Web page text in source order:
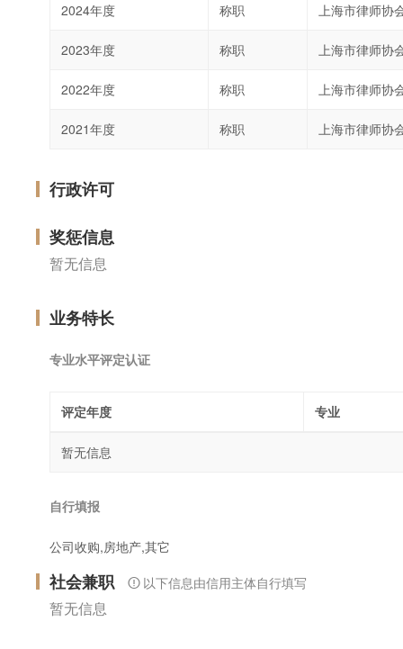
2024年度 称职 上海市律师协
2023年度 称职 上海市律师协
2022年度 称职 上海市律师协
2021年度 称职 上海市律师协
行政许可
奖惩信息
暂无信息
业务特长
专业水平评定认证
评定年度 专业
暂无信息
自行填报
公司收购,房地产,其它
社会兼职 以下信息由信用主体自行填写
暂无信息